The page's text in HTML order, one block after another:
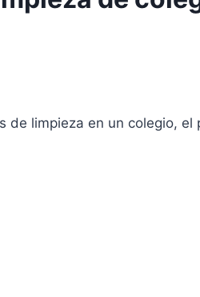
limpieza en un colegio,